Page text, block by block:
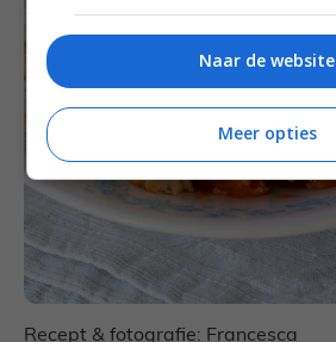
Recept & fotografie: Francesca
Naar de website
Meer opties